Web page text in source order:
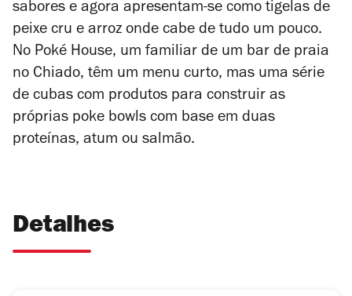
sabores e agora apresentam-se como tigelas de
peixe cru e arroz onde cabe de tudo um pouco.
No Poké House, um familiar de um bar de praia
no Chiado, têm um menu curto, mas uma série
de cubas com produtos para construir as
próprias poke bowls com base em duas
proteínas, atum ou salmão.
Detalhes